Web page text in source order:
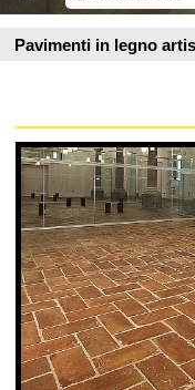
Maro Cristiani Srl
Casa
Vedi Scheda Prodotto